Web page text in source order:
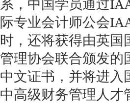
系，中国学员通过
际专业会计师公会
时，还将获得由英国
管理协会联合颁发的
中文证书，并将进入
中高级财务管理人才